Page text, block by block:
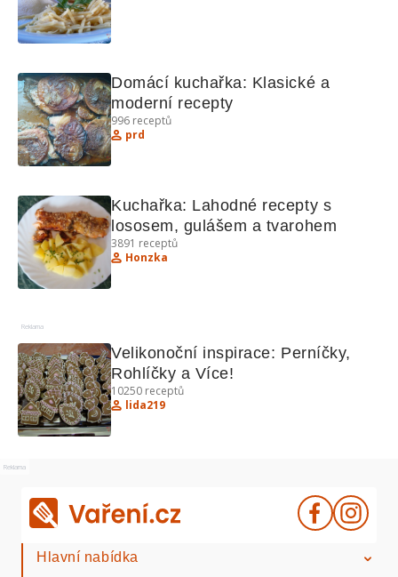
Domácí kuchařka: Klasické a
moderní recepty
996 receptů
prd
Kuchařka: Lahodné recepty s
lososem, gulášem a tvarohem
3891 receptů
Honzka
Reklama
Velikonoční inspirace: Perníčky,
Rohlíčky a Více!
10250 receptů
lida219
Reklama
Hlavní nabídka